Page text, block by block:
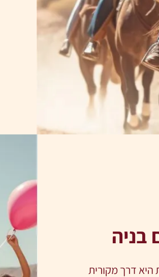
בניה
היא דרך מקורית